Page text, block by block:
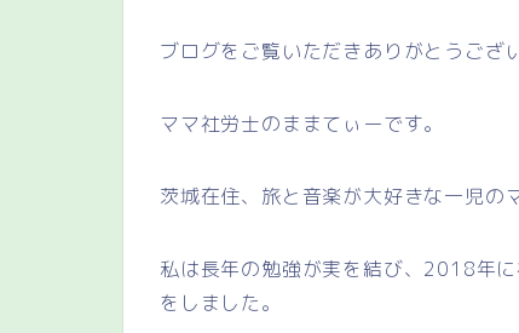
ブログをご覧いただきありがとうござ
ママ社労士のままてぃーです。
茨城在住、旅と音楽が大好きな一児の
私は長年の勉強が実を結び、2018年
をしました。